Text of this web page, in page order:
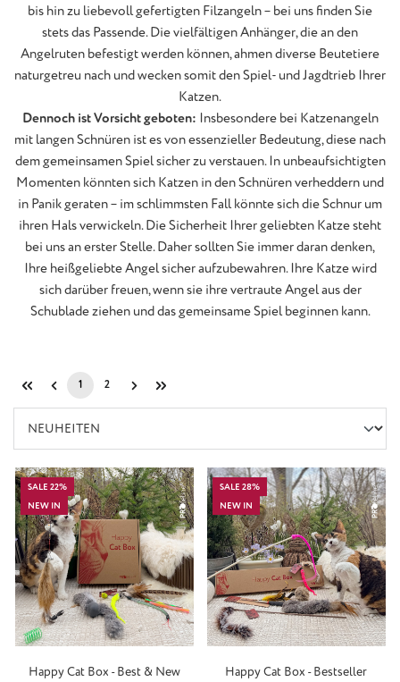
bis hin zu liebevoll gefertigten Filzangeln – bei uns finden Sie
stets das Passende. Die vielfältigen Anhänger, die an den
Angelruten befestigt werden können, ahmen diverse Beutetiere
naturgetreu nach und wecken somit den Spiel- und Jagdtrieb Ihrer
Katzen.
Dennoch ist Vorsicht geboten: Insbesondere bei Katzenangeln
mit langen Schnüren ist es von essenzieller Bedeutung, diese nach
dem gemeinsamen Spiel sicher zu verstauen. In unbeaufsichtigten
Momenten könnten sich Katzen in den Schnüren verheddern und
in Panik geraten – im schlimmsten Fall könnte sich die Schnur um
ihren Hals verwickeln. Die Sicherheit Ihrer geliebten Katze steht
bei uns an erster Stelle. Daher sollten Sie immer daran denken,
Ihre heißgeliebte Angel sicher aufzubewahren. Ihre Katze wird
sich darüber freuen, wenn sie ihre vertraute Angel aus der
Schublade ziehen und das gemeinsame Spiel beginnen kann.
Seite
1 Seite
2
SALE 22%
NEW IN
Happy Cat Box - Best & New
SALE 28%
NEW IN
Happy Cat Box - Bestseller